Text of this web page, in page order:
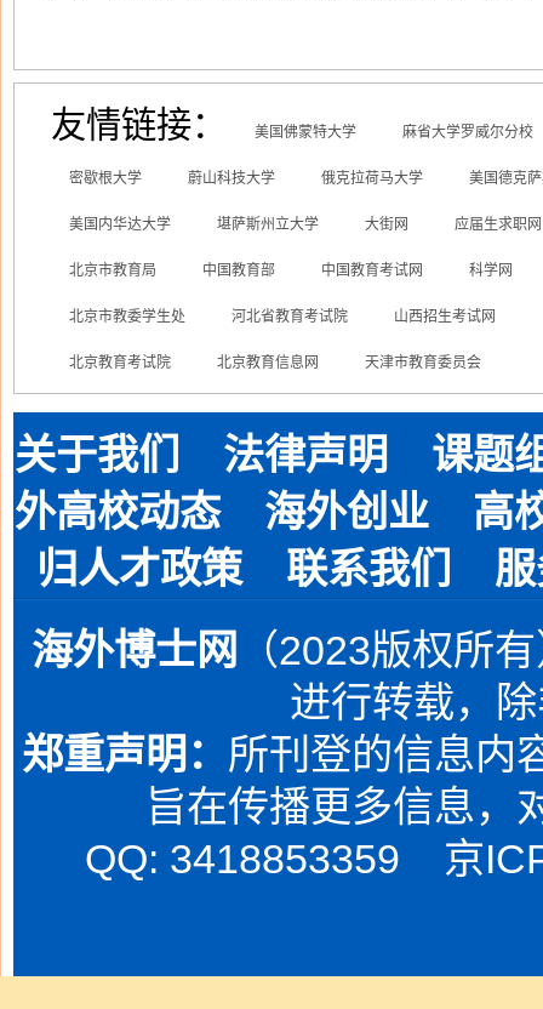
友情链接： 美国佛蒙特大学 麻省大学罗威尔分校
密歇根大学 蔚山科技大学 俄克拉荷马大学 美国德克
美国内华达大学 堪萨斯州立大学 大街网 应届生求职网
北京市教育局 中国教育部 中国教育考试网 科学网
北京市教委学生处 河北省教育考试院 山西招生考试网
北京教育考试院 北京教育信息网 天津市教育委员会
关于我们 法律声明
课题
外高校动态
海外创业
高
归人才政策
联系我们
海外博士网
（2023版权所
进行转载，
郑重声明： 所刊登的信息内
旨在传播更多信息，
QQ: 3418853359 京